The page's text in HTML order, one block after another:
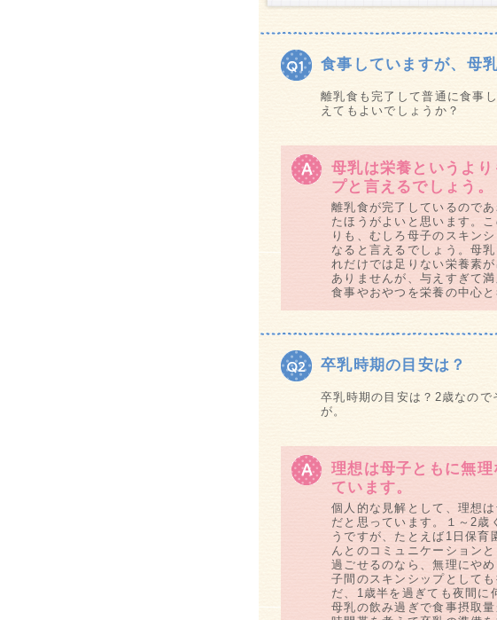
食事していますが、母
離乳食も完了して普通に食事
えてもよいでしょうか？
母乳は栄養というよ
プと言えるでしょう。
離乳食が完了しているので
たほうがよいと思います。
りも、むしろ母子のスキン
なると言えるでしょう。母
れだけでは足りない栄養素
ありませんが、与えすぎて
食事やおやつを栄養の中心
卒乳時期の目安は？
卒乳時期の目安は？2歳なの
が。
理想は母子ともに無
ています。
個人的な見解として、理想
だと思っています。１～2歳
うですが、たとえば1日保育
んとのコミュニケーション
過ごせるのなら、無理にや
子間のスキンシップとして
だ、1歳半を過ぎても夜間に
母乳の飲み過ぎで食事摂取